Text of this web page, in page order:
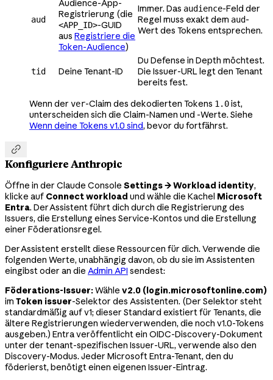
aud
Audience-App-
Registrierung (die
<APP_ID>-GUID
aus Registriere die
Token-Audience)
Immer. Das audience-Feld der
Regel muss exakt dem aud-
Wert des Tokens entsprechen.
tid Deine Tenant-ID
Du Defense in Depth möchtest.
Die Issuer-URL legt den Tenant
bereits fest.
Wenn der ver-Claim des dekodierten Tokens 1.0ist,
unterscheiden sich die Claim-Namen und -Werte. Siehe
Wenn deine Tokens v1.0 sind, bevor du fortfährst.

Konfiguriere Anthropic
Öffne in der Claude Console Settings → Workload identity,
klicke auf Connect workload und wähle die Kachel Microsoft
Entra. Der Assistent führt dich durch die Registrierung des
Issuers, die Erstellung eines Service-Kontos und die Erstellung
einer Föderationsregel.
Der Assistent erstellt diese Ressourcen für dich. Verwende die
folgenden Werte, unabhängig davon, ob du sie im Assistenten
eingibst oder an die Admin API sendest:
Föderations-Issuer:Wähle v2.0 (login.microsoftonline.com)
im Token issuer-Selektor des Assistenten. (Der Selektor steht
standardmäßig auf v1; dieser Standard existiert für Tenants, die
ältere Registrierungen wiederverwenden, die noch v1.0-Tokens
ausgeben.) Entra veröffentlicht ein OIDC-Discovery-Dokument
unter der tenant-spezifischen Issuer-URL, verwende also den
Discovery-Modus. Jeder Microsoft Entra-Tenant, den du
föderierst, benötigt einen eigenen Issuer-Eintrag.